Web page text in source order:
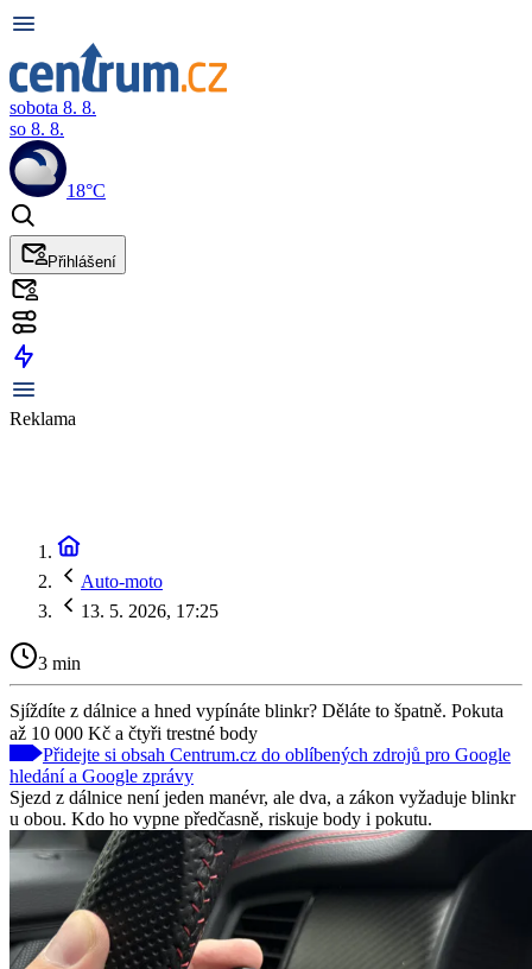
sobota 8. 8.
so 8. 8.
18°C
Přihlášení
Reklama
Auto-moto
13. 5. 2026, 17:25
3 min
Sjíždíte z dálnice a hned vypínáte blinkr? Děláte to špatně. Pokuta
až 10 000 Kč a čtyři trestné body
Přidejte si obsah Centrum.cz do oblíbených zdrojů pro Google
hledání a Google zprávy
Sjezd z dálnice není jeden manévr, ale dva, a zákon vyžaduje blinkr
u obou. Kdo ho vypne předčasně, riskuje body i pokutu.